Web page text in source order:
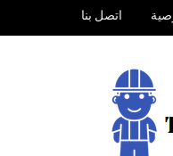
اتصل بنا